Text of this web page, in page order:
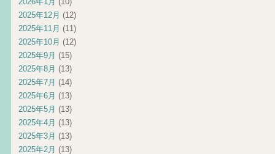
2025年12月 (12)
2025年11月 (11)
2025年10月 (12)
2025年9月 (15)
2025年8月 (13)
2025年7月 (14)
2025年6月 (13)
2025年5月 (13)
2025年4月 (13)
2025年3月 (13)
2025年2月 (13)